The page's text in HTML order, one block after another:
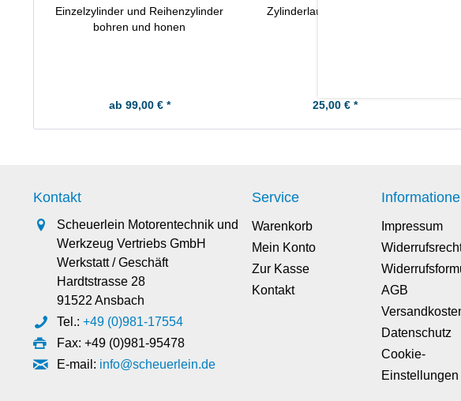
Einzelzylinder und Reihenzylinder
bohren und honen
ab 99,00 € *
Zylinderlaufbahn flexhonen
25,00 € *
Kontakt
Scheuerlein Motorentechnik und
Werkzeug Vertriebs GmbH
Werkstatt / Geschäft
Hardtstrasse 28
91522 Ansbach
Tel.: +49 (0)981-17554
Fax: +49 (0)981-95478
E-mail: info@scheuerlein.de
Service
Warenkorb
Mein Konto
Zur Kasse
Kontakt
Impressum
AGB
Datenschutz
Cookie-
Einstellungen